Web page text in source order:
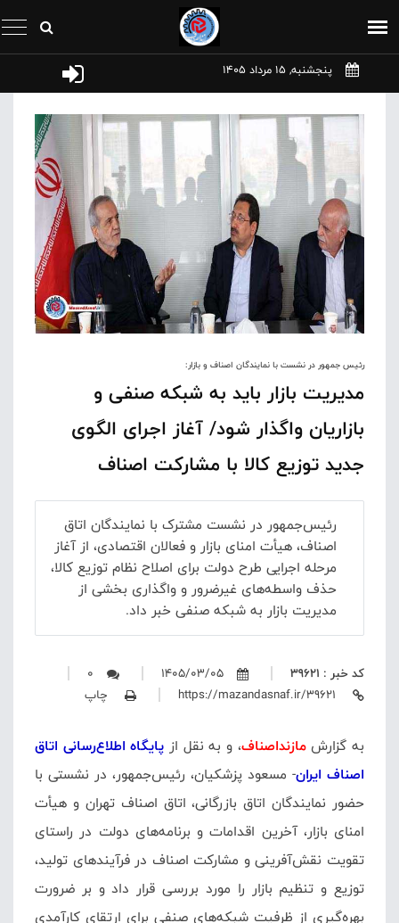
پنجشنبه, 15 مرداد 1405
رئیس جمهور در نشست با نمایندگان اصناف و بازار:
مدیریت بازار باید به شبکه صنفی و
بازاریان واگذار شود/ آغاز اجرای الگوی
جدید توزیع کالا با مشارکت اصناف
رئیس‌جمهور در نشست مشترک با نمایندگان اتاق
اصناف، هیأت امنای بازار و فعالان اقتصادی، از آغاز
مرحله اجرایی طرح دولت برای اصلاح نظام توزیع کالا،
حذف واسطه‌های غیرضرور و واگذاری بخشی از
مدیریت بازار به شبکه صنفی خبر داد.
کد خبر : 39621 1405/03/05
0
چاپ
به گزارش مازنداصناف، و به نقل از پایگاه اطلاع‌رسانی اتاق
اصناف ایران- مسعود پزشکیان، رئیس‌جمهور، در نشستی با
حضور نمایندگان اتاق بازرگانی، اتاق اصناف تهران و هیأت
امنای بازار، آخرین اقدامات و برنامه‌های دولت در راستای
تقویت نقش‌آفرینی و مشارکت اصناف در فرآیندهای تولید،
توزیع و تنظیم بازار را مورد بررسی قرار داد و بر ضرورت
بهره‌گیری از ظرفیت شبکه‌های صنفی برای ارتقای کارآمدی